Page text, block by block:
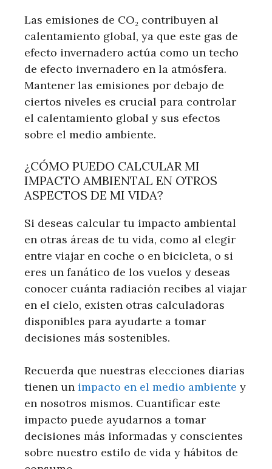
Las emisiones de CO₂ contribuyen al
calentamiento global, ya que este gas de
efecto invernadero actúa como un techo
de efecto invernadero en la atmósfera.
Mantener las emisiones por debajo de
ciertos niveles es crucial para controlar
el calentamiento global y sus efectos
sobre el medio ambiente.
¿CÓMO PUEDO CALCULAR MI
IMPACTO AMBIENTAL EN OTROS
ASPECTOS DE MI VIDA?
Si deseas calcular tu impacto ambiental
en otras áreas de tu vida, como al elegir
entre viajar en coche o en bicicleta, o si
eres un fanático de los vuelos y deseas
conocer cuánta radiación recibes al viajar
en el cielo, existen otras calculadoras
disponibles para ayudarte a tomar
decisiones más sostenibles.
Recuerda que nuestras elecciones diarias
tienen un impacto en el medio ambiente y
en nosotros mismos. Cuantificar este
impacto puede ayudarnos a tomar
decisiones más informadas y conscientes
sobre nuestro estilo de vida y hábitos de